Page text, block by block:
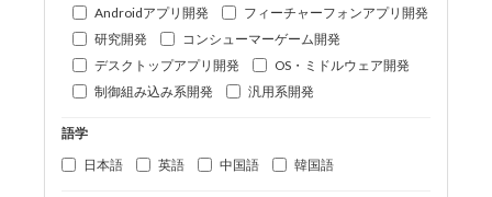
Androidアプリ開発
フィーチャーフォンアプリ開発
研究開発
コンシューマーゲーム開発
デスクトップアプリ開発
OS・ミドルウェア開発
制御組み込み系開発
汎用系開発
語学
日本語
英語 中国語 韓国語